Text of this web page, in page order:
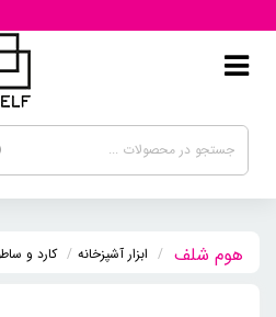
ابزار آشپزخانه کارد و